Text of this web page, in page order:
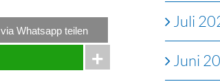
via Whatsapp teilen
Juli
Juni